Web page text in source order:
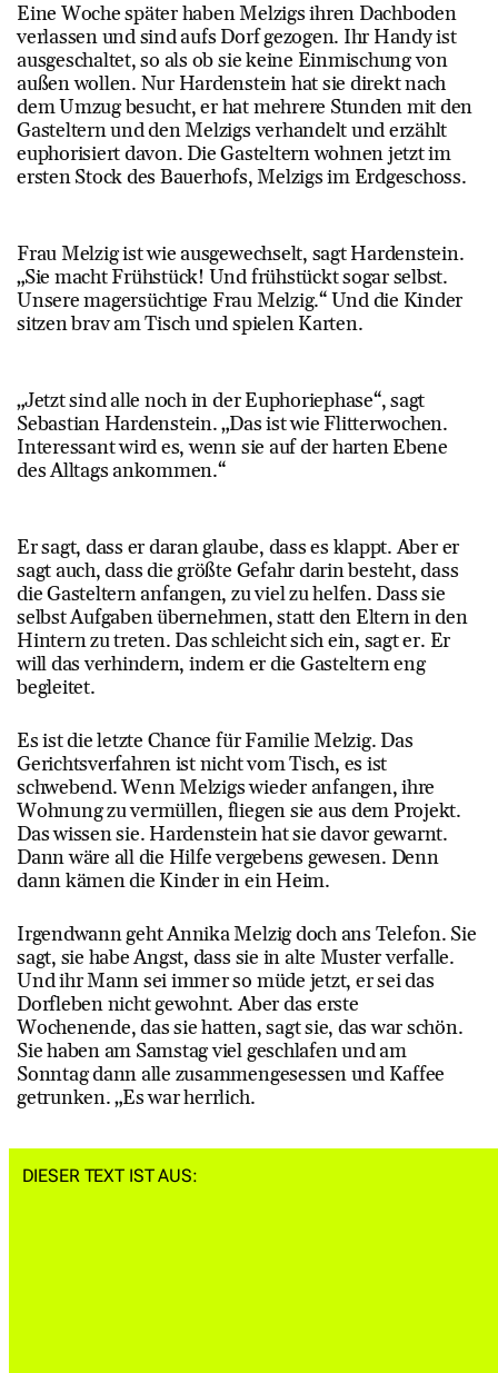
DIESER TEXT IST AUS:
Eine Woche später haben Melzigs ihren Dachboden
verlassen und sind aufs Dorf gezogen. Ihr Handy ist
ausgeschaltet, so als ob sie keine Einmischung von
außen wollen. Nur Hardenstein hat sie direkt nach
dem Umzug besucht, er hat mehrere Stunden mit den
Gasteltern und den Melzigs verhandelt und erzählt
euphorisiert davon. Die Gasteltern wohnen jetzt im
ersten Stock des Bauerhofs, Melzigs im Erdgeschoss.
Frau Melzig ist wie ausgewechselt, sagt Hardenstein.
„Sie macht Frühstück! Und frühstückt sogar selbst.
Unsere magersüchtige Frau Melzig.“ Und die Kinder
sitzen brav am Tisch und spielen Karten.
„Jetzt sind alle noch in der Euphoriephase“, sagt
Sebastian Hardenstein. „Das ist wie Flitterwochen.
Interessant wird es, wenn sie auf der harten Ebene
des Alltags ankommen.“
Er sagt, dass er daran glaube, dass es klappt. Aber er
sagt auch, dass die größte Gefahr darin besteht, dass
die Gasteltern anfangen, zu viel zu helfen. Dass sie
selbst Aufgaben übernehmen, statt den Eltern in den
Hintern zu treten. Das schleicht sich ein, sagt er. Er
will das verhindern, indem er die Gasteltern eng
begleitet.
Es ist die letzte Chance für Familie Melzig. Das
Gerichtsverfahren ist nicht vom Tisch, es ist
schwebend. Wenn Melzigs wieder anfangen, ihre
Wohnung zu vermüllen, fliegen sie aus dem Projekt.
Das wissen sie. Hardenstein hat sie davor gewarnt.
Dann wäre all die Hilfe vergebens gewesen. Denn
dann kämen die Kinder in ein Heim.
Irgendwann geht Annika Melzig doch ans Telefon. Sie
sagt, sie habe Angst, dass sie in alte Muster verfalle.
Und ihr Mann sei immer so müde jetzt, er sei das
Dorfleben nicht gewohnt. Aber das erste
Wochenende, das sie hatten, sagt sie, das war schön.
Sie haben am Samstag viel geschlafen und am
Sonntag dann alle zusammengesessen und Kaffee
getrunken. „Es war herrlich.